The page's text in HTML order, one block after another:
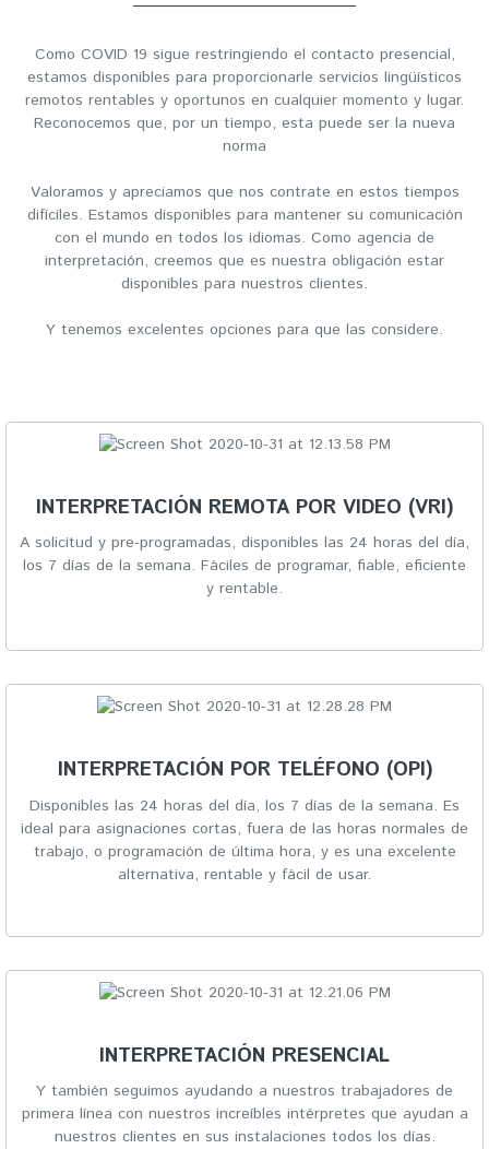
Como COVID 19 sigue restringiendo el contacto presencial,
estamos disponibles para proporcionarle servicios lingüísticos
remotos rentables y oportunos en cualquier momento y lugar.
Reconocemos que, por un tiempo, esta puede ser la nueva
norma
Valoramos y apreciamos que nos contrate en estos tiempos
difíciles. Estamos disponibles para mantener su comunicación
con el mundo en todos los idiomas. Como agencia de
interpretación, creemos que es nuestra obligación estar
disponibles para nuestros clientes.
Y tenemos excelentes opciones para que las considere.
INTERPRETACIÓN REMOTA POR VIDEO (VRI)
A solicitud y pre-programadas, disponibles las 24 horas del día,
los 7 días de la semana. Fáciles de programar, fiable, eficiente
y rentable.
INTERPRETACIÓN POR TELÉFONO (OPI)
Disponibles las 24 horas del día, los 7 días de la semana. Es
ideal para asignaciones cortas, fuera de las horas normales de
trabajo, o programación de última hora, y es una excelente
alternativa, rentable y fácil de usar.
INTERPRETACIÓN PRESENCIAL
Y también seguimos ayudando a nuestros trabajadores de
primera línea con nuestros increíbles intérpretes que ayudan a
nuestros clientes en sus instalaciones todos los días.